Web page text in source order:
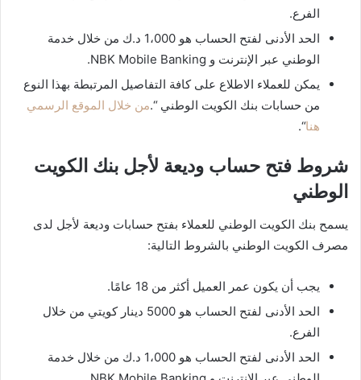
الفرع.
الحد الأدنى لفتح الحساب هو 1،000 د.ك من خلال خدمة
الوطني عبر الإنترنت و NBK Mobile Banking.
يمكن للعملاء الاطلاع على كافة التفاصيل المرتبطة بهذا النوع
من حسابات بنك الكويت الوطني “.من خلال الموقع الرسمي
هنا“.
شروط فتح حساب وديعة لأجل بنك الكويت
الوطني
يسمح بنك الكويت الوطني للعملاء بفتح حسابات وديعة لأجل لدى
مصرف الكويت الوطني بالشروط التالية:
يجب أن يكون عمر العميل أكثر من 18 عامًا.
الحد الأدنى لفتح الحساب هو 5000 دينار كويتي من خلال
الفرع.
الحد الأدنى لفتح الحساب هو 1،000 د.ك من خلال خدمة